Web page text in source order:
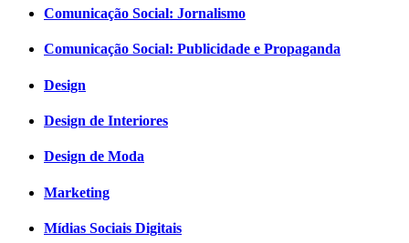
Comunicação Social: Jornalismo
Comunicação Social: Publicidade e Propaganda
Design
Design de Interiores
Design de Moda
Marketing
Mídias Sociais Digitais